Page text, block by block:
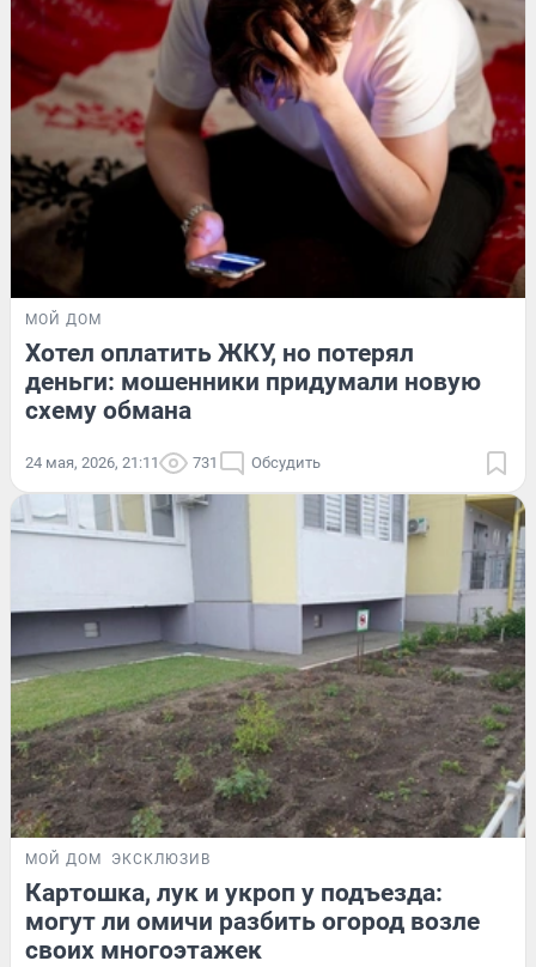
МОЙ ДОМ
Хотел оплатить ЖКУ, но потерял
деньги: мошенники придумали новую
схему обмана
24 мая, 2026, 21:11 731 Обсудить
МОЙ ДОМ ЭКСКЛЮЗИВ
Картошка, лук и укроп у подъезда:
могут ли омичи разбить огород возле
своих многоэтажек